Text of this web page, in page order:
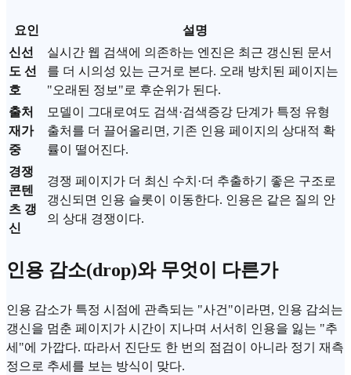
요인
설명
신선
도 선
호
실시간 웹 검색에 의존하는 엔진은 최근 갱신된 문서
를 더 시의성 있는 근거로 본다. 오래 방치된 페이지는
"오래된 정보"로 후순위가 된다.
출처
재가
중
모델이 그대로여도 검색·검색증강 단계가 특정 유형
출처를 더 끌어올리면, 기존 인용 페이지의 상대적 확
률이 떨어진다.
경쟁
콘텐
츠 갱
신
경쟁 페이지가 더 최신 수치·더 추출하기 좋은 구조로
갱신되면 인용 슬롯이 이동한다. 인용은 같은 질의 안
의 상대 경쟁이다.
인용 감소(drop)와 무엇이 다른가
인용 감소가 특정 시점에 관측되는 "사건"이라면, 인용 감쇠는
갱신을 멈춘 페이지가 시간이 지나며 서서히 인용을 잃는 "추
세"에 가깝다. 따라서 진단도 한 번의 점검이 아니라 정기 재측
정으로 추세를 보는 방식이 맞다.